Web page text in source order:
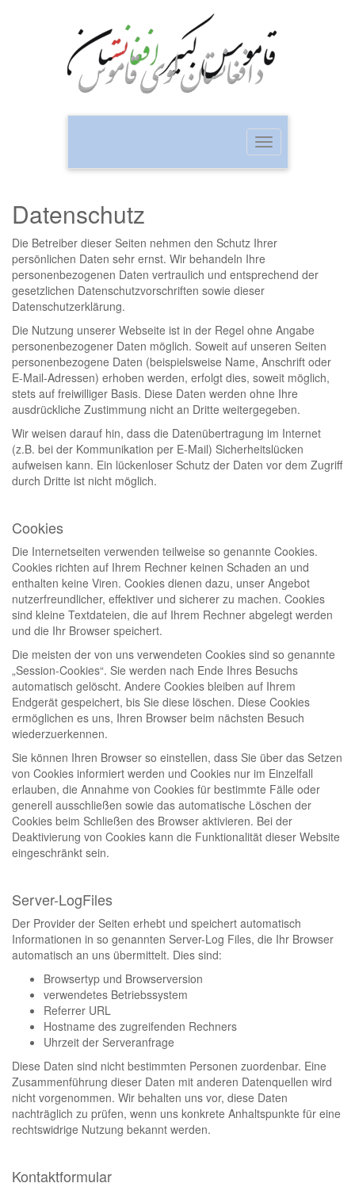
Toggle
navigation
Datenschutz
Die Betreiber dieser Seiten nehmen den Schutz Ihrer
persönlichen Daten sehr ernst. Wir behandeln Ihre
personenbezogenen Daten vertraulich und entsprechend der
gesetzlichen Datenschutzvorschriften sowie dieser
Datenschutzerklärung.
Die Nutzung unserer Webseite ist in der Regel ohne Angabe
personenbezogener Daten möglich. Soweit auf unseren Seiten
personenbezogene Daten (beispielsweise Name, Anschrift oder
E-Mail-Adressen) erhoben werden, erfolgt dies, soweit möglich,
stets auf freiwilliger Basis. Diese Daten werden ohne Ihre
ausdrückliche Zustimmung nicht an Dritte weitergegeben.
Wir weisen darauf hin, dass die Datenübertragung im Internet
(z.B. bei der Kommunikation per E-Mail) Sicherheitslücken
aufweisen kann. Ein lückenloser Schutz der Daten vor dem Zugriff
durch Dritte ist nicht möglich.
Cookies
Die Internetseiten verwenden teilweise so genannte Cookies.
Cookies richten auf Ihrem Rechner keinen Schaden an und
enthalten keine Viren. Cookies dienen dazu, unser Angebot
nutzerfreundlicher, effektiver und sicherer zu machen. Cookies
sind kleine Textdateien, die auf Ihrem Rechner abgelegt werden
und die Ihr Browser speichert.
Die meisten der von uns verwendeten Cookies sind so genannte
„Session-Cookies“. Sie werden nach Ende Ihres Besuchs
automatisch gelöscht. Andere Cookies bleiben auf Ihrem
Endgerät gespeichert, bis Sie diese löschen. Diese Cookies
ermöglichen es uns, Ihren Browser beim nächsten Besuch
wiederzuerkennen.
Sie können Ihren Browser so einstellen, dass Sie über das Setzen
von Cookies informiert werden und Cookies nur im Einzelfall
erlauben, die Annahme von Cookies für bestimmte Fälle oder
generell ausschließen sowie das automatische Löschen der
Cookies beim Schließen des Browser aktivieren. Bei der
Deaktivierung von Cookies kann die Funktionalität dieser Website
eingeschränkt sein.
Server-LogFiles
Der Provider der Seiten erhebt und speichert automatisch
Informationen in so genannten Server-Log Files, die Ihr Browser
automatisch an uns übermittelt. Dies sind:
Browsertyp und Browserversion
verwendetes Betriebssystem
Referrer URL
Hostname des zugreifenden Rechners
Uhrzeit der Serveranfrage
Diese Daten sind nicht bestimmten Personen zuordenbar. Eine
Zusammenführung dieser Daten mit anderen Datenquellen wird
nicht vorgenommen. Wir behalten uns vor, diese Daten
nachträglich zu prüfen, wenn uns konkrete Anhaltspunkte für eine
rechtswidrige Nutzung bekannt werden.
Kontaktformular